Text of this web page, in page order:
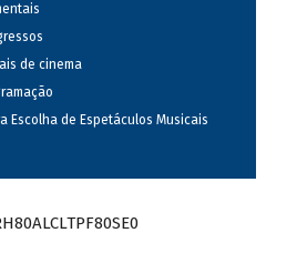
de cinema
Escolha de Espetáculos Musicais